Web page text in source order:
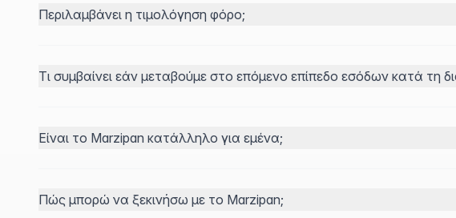
Περιλαμβάνει η τιμολόγηση φόρο;
Τι συμβαίνει εάν μεταβούμε στο επόμενο επίπεδο εσόδων κατά τη
Είναι το Marzipan κατάλληλο για εμένα;
Πώς μπορώ να ξεκινήσω με το Marzipan;